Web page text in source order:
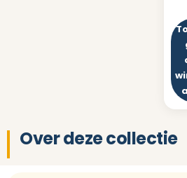
Over deze collectie